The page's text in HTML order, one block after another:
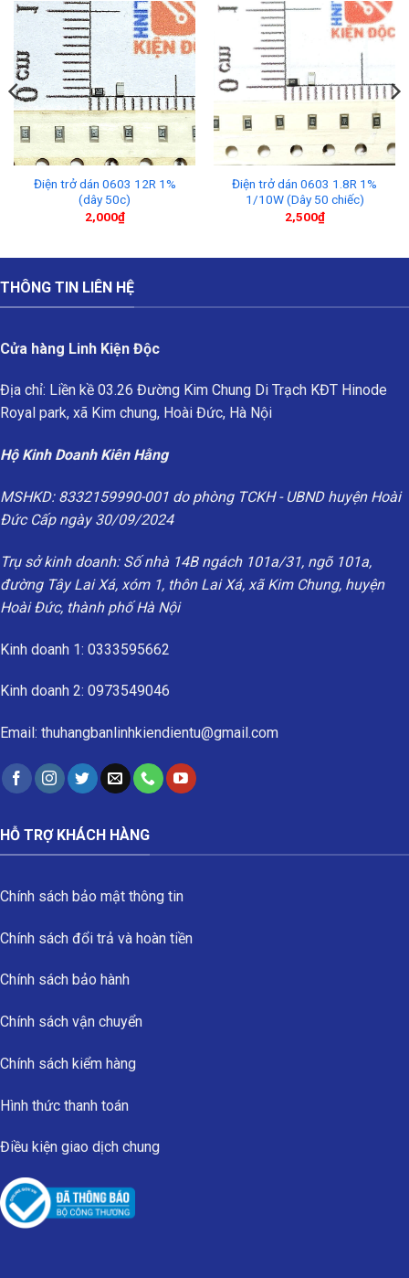
Điện trở dán 0603 12R 1%
(dây 50c)
2,000₫
Điện trở dán 0603 1.8R 1%
1/10W (Dây 50 chiếc)
2,500₫
THÔNG TIN LIÊN HỆ
Cửa hàng Linh Kiện Độc
Địa chỉ: Liền kề 03.26 Đường Kim Chung Di Trạch KĐT Hinode
Royal park, xã Kim chung, Hoài Đức, Hà Nội
Hộ Kinh Doanh Kiên Hằng
MSHKD: 8332159990-001 do phòng TCKH - UBND huyện Hoài
Đức Cấp ngày 30/09/2024
Trụ sở kinh doanh: Số nhà 14B ngách 101a/31, ngõ 101a,
đường Tây Lai Xá, xóm 1, thôn Lai Xá, xã Kim Chung, huyện
Hoài Đức, thành phố Hà Nội
Kinh doanh 1: 0333595662
Kinh doanh 2: 0973549046
Email: thuhangbanlinhkiendientu@gmail.com
HỖ TRỢ KHÁCH HÀNG
Chính sách bảo mật thông tin
Chính sách đổi trả và hoàn tiền
Chính sách bảo hành
Chính sách vận chuyển
Chính sách kiểm hàng
Hình thức thanh toán
Điều kiện giao dịch chung